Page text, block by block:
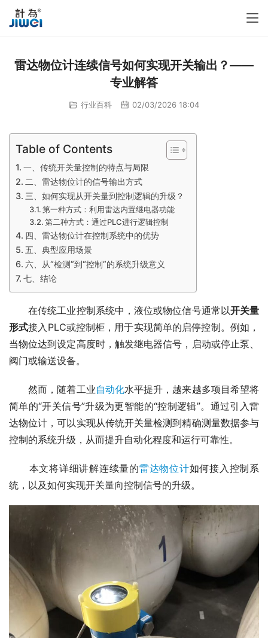
雷达物位计连续信号如何实现开关输出？——
专业解答
行业百科 02/03/2026 18:04
Table of Contents
一、传统开关量控制的特点与局限
二、雷达物位计的信号输出方式
三、如何实现从开关量到控制逻辑的升级？
第一种方式：利用雷达内置继电器功能
第二种方式：通过PLC进行逻辑控制
四、雷达物位计在控制系统中的优势
五、典型应用场景
六、从“检测”到“控制”的系统升级意义
七、结论
在传统工业控制系统中，液位或物位信号通常以开关量
形式接入PLC或控制柜，用于实现简单的启停控制。例如，
当物位达到设定高度时，触发继电器信号，启动或停止泵、
阀门或输送设备。
然而，随着工业自动化水平提升，越来越多项目希望将
简单的“开关信号”升级为更智能的“控制逻辑”。通过引入雷
达物位计，可以实现从传统开关量检测到精确测量数据参与
控制的系统升级，从而提升自动化程度和运行可靠性。
本文将详细讲解连续量的雷达物位计如何接入控制系
统，以及如何实现开关量向控制信号的升级。